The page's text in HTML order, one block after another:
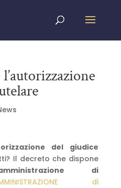
del giudice
Il decreto che dispone
di
di